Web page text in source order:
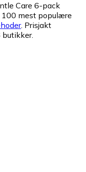
Care 6-pack
100 mest populære
. Prisjakt